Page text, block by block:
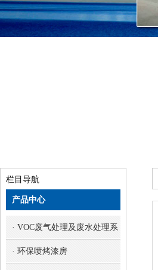
· VOC废气处理及废水处理系统
· 环保喷烤漆房
产品中心
栏目导航